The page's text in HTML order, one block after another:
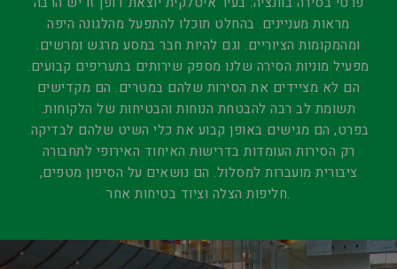
מראות מעניינים. בהחלט תוכלו להתפעל מהלגונה היפה
ומהמקומות הציוריים. וגם להיות חבר במסע מרגש ומרשים.
מפעיל מוניות הסירה שלנו מספק שירותים בתעריפים קבועים.
הם לא מציידים את הסירות שלהם במטרים. הם מקדישים
תשומת לב רבה להבטחת הנוחות והבטיחות של הלקוחות.
בפרט, הם מגישים באופן קבוע את כלי השיט שלהם לבדיקה.
רק הסירות העומדות בדרישות האיחוד האירופי לתחבורה
ציבורית מועברות למסלול. הם נושאים על הסיפון מטפים,
חליפות הצלה וציוד בטיחות אחר.